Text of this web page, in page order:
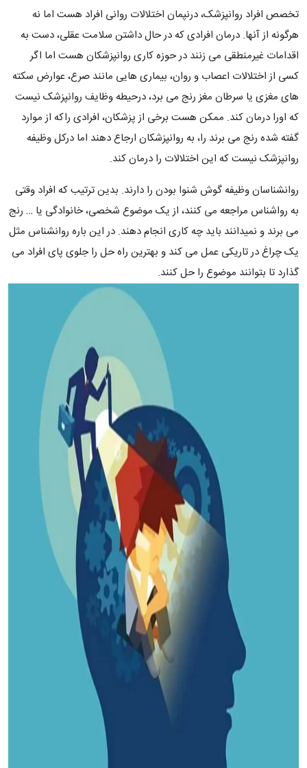
تخصص افراد روانپزشک، درنپمان اختلالات روانی افراد هست اما نه
هرگونه از آنها. درمان افرادی که در حال داشتن سلامت عقلی، دست به
اقدامات غیرمنطقی می زنند در حوزه کاری روانپزشکان هست اما اگر
کسی از اختلالات اعصاب و روان، بیماری هایی مانند صرع، عوارض سکته
های مغزی یا سرطان مغز رنج می برد، درحیطه وظایف روانپزشک نیست
که اورا درمان کند. ممکن هست برخی از پزشکان، افرادی راکه از موارد
گفته شده رنج می برند را، به روانپزشکان ارجاع دهند اما درکل وظیفه
روانپزشک نیست که این اختلالات را درمان کند.
روانشناسان وظیفه گوش شنوا بودن را دارند. بدین ترتیب که افراد وقتی
به رواشناس مراجعه می کنند، از یک موضوع شخصی، خانوادگی یا … رنج
می برند و نمیدانند باید چه کاری انجام دهند. در این باره روانشناس مثل
یک چراغ در تاریکی عمل می کند و بهترین راه حل را جلوی پای افراد می
گذارد تا بتوانند موضوع را حل کنند.